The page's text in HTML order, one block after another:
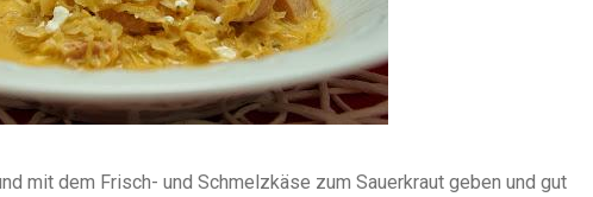
mit dem Frisch- und Schmelzkäse zum Sauerkraut geben und gut